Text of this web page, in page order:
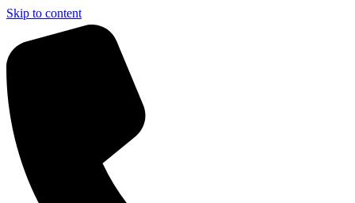
Skip to content